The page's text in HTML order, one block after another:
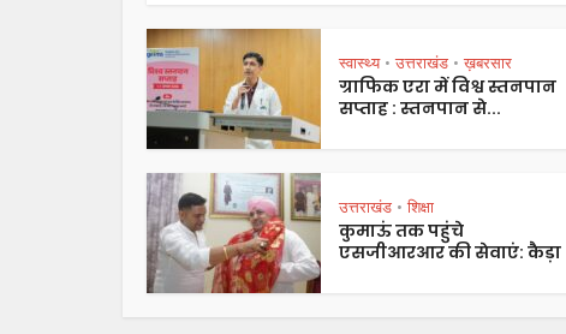
स्वास्थ्य • उत्तराखंड • ख़बरसार
ग्राफिक एरा में विश्व स्तनपान
सप्ताह : स्तनपान से...
उत्तराखंड • शिक्षा
कुमाऊं तक पहुंचे
एसजीआरआर की सेवाएं: कैड़ा